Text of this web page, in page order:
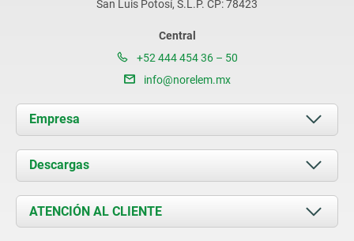
San Luis Potosí, S.L.P. CP: 78423
Central
+52 444 454 36 – 50
info@norelem.mx
Empresa
Acerca de nosotros
Novedades
Contacto
Descargas
Documents
ATENCIÓN AL CLIENTE